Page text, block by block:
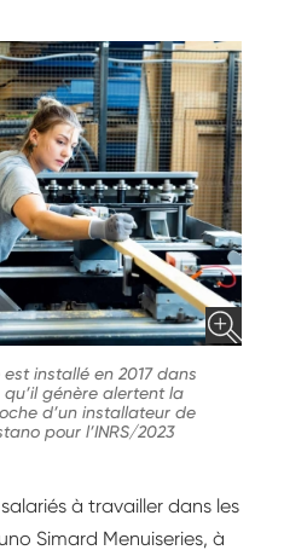
installé en 2017 dans
qu’il génère alertent la
d’un installateur de
pour l’INRS/2023
à travailler dans les
Simard Menuiseries, à